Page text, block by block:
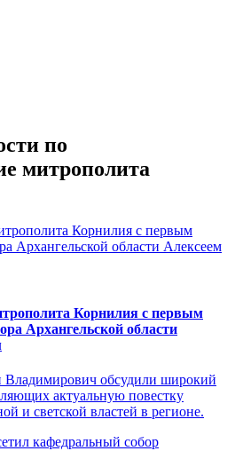
по
митрополита
Корнилия с первым
Архангельской области
Владимирович обсудили широкий
актуальную повестку
и светской властей в регионе.